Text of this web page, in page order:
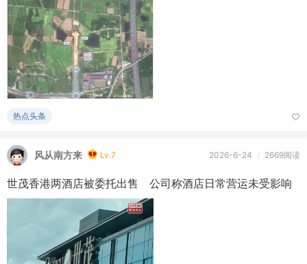
热点头条
风从南方来 Lv.7 2026-6-24 / 2669阅读
世茂香港两酒店被委托出售 公司称酒店日常营运未受影响